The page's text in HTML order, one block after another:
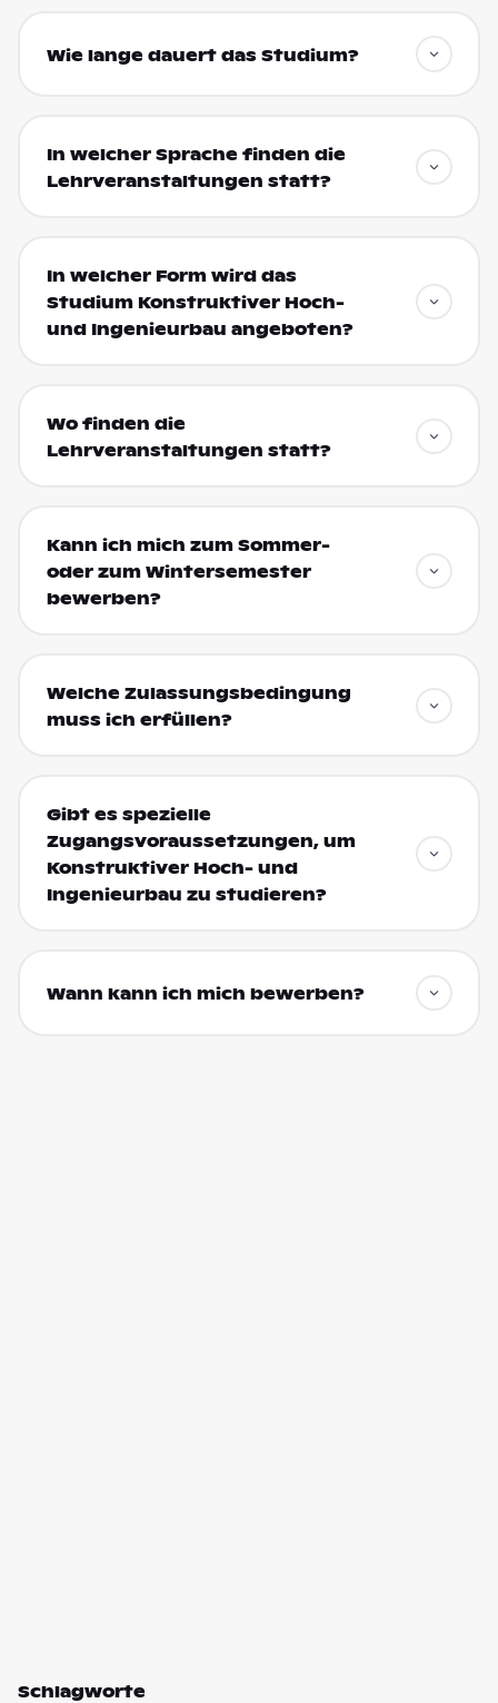
Wie lange dauert das Studium?
In welcher Sprache finden die
Lehrveranstaltungen statt?
In welcher Form wird das
Studium Konstruktiver Hoch-
und Ingenieurbau angeboten?
Wo finden die
Lehrveranstaltungen statt?
Kann ich mich zum Sommer-
oder zum Wintersemester
bewerben?
Welche Zulassungsbedingung
muss ich erfüllen?
Gibt es spezielle
Zugangsvoraussetzungen, um
Konstruktiver Hoch- und
Ingenieurbau zu studieren?
Wann kann ich mich bewerben?
Schlagworte